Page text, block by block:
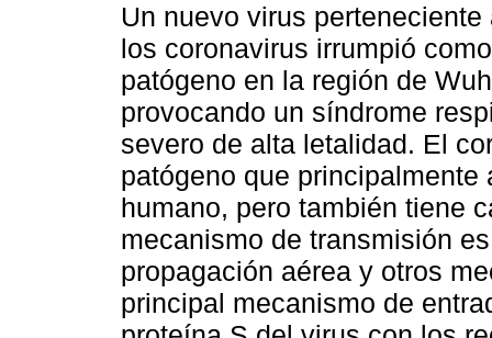
Un nuevo virus
los coronavirus irrumpió
patógeno en la región de
provocando un síndrome
severo de alta letalidad. El
patógeno que
humano, pero también tiene
mecanismo de transmisión
propagación aérea y otros
principal mecanismo de